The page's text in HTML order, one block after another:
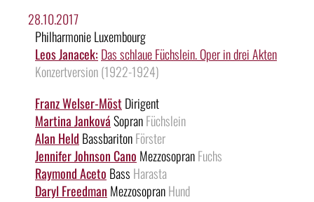
28.10.2017
Philharmonie Luxembourg
Leos Janacek: Das schlaue Füchslein. Oper in drei Akten
Konzertversion (1922-1924)
Franz Welser-Möst Dirigent
Martina JankováSopranFüchslein
Alan Held BassbaritonFörster
Jennifer Johnson Cano MezzosopranFuchs
Raymond Aceto Bass Harasta
Daryl Freedman MezzosopranHund